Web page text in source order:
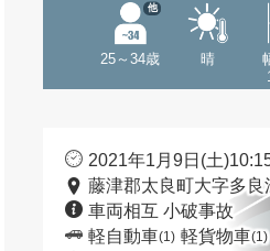
25～34歳
他
晴
2021年1月9日(土
藤津郡太良町大字多良
車両相互 小破事故
軽自動車(1) 軽貨物車(1)